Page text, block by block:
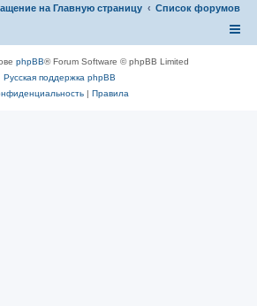
на Главную страницу Список форумов
phpBB® Forum Software © phpBB Limited
Русская поддержка phpBB
| Правила